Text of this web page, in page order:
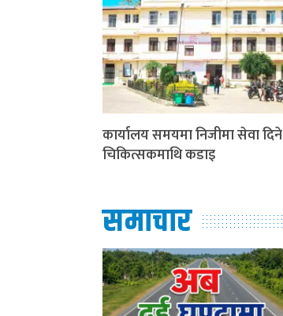
कार्यालय समयमा निजीमा सेवा दिने
चिकित्सकमाथि कडाइ
समाचार